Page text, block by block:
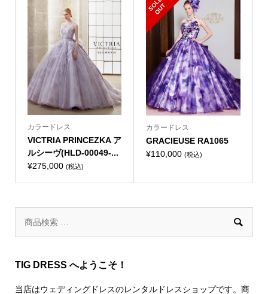
カラードレス
VICTRIA PRINCEZKA ア
ルシーヴ(HLD-00049-...
¥275,000 (税込)
S
O
L
D
O
U
T
カラードレス
GRACIEUSE RA1065
¥110,000 (税込)

TIG DRESS へようこそ！
当店はウェディングドレスのレンタルドレスショップです。商